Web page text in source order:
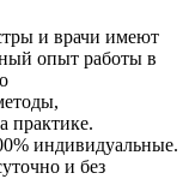
и врачи имеют
опыт работы в
практике.
индивидуальные.
и без